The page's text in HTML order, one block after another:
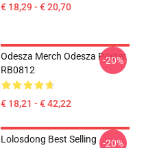
€ 18,29 - € 20,70
Odesza Merch Odesza Poster
RB0812
€ 18,21 - € 42,22
-20%
Lolosdong Best Selling
-20%